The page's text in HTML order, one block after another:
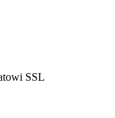
SSL